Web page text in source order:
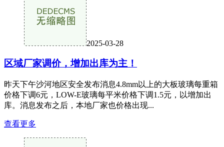
2025-03-28
区域厂家调价，增加出库为主！
昨天下午沙河地区安全发布消息4.8mm以上的大板玻璃每重箱
价格下调6元，LOW-E玻璃每平米价格下调1.5元，以增加出
库。消息发布之后，本地厂家也价格出现...
查看更多